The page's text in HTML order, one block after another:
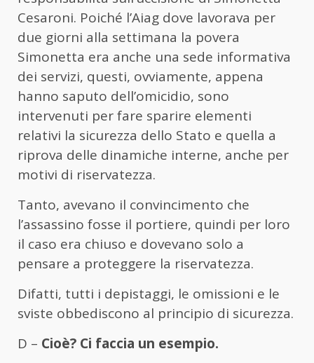
Cesaroni. Poiché l’Aiag dove lavorava per
due giorni alla settimana la povera
Simonetta era anche una sede informativa
dei servizi, questi, ovviamente, appena
hanno saputo dell’omicidio, sono
intervenuti per fare sparire elementi
relativi la sicurezza dello Stato e quella a
riprova delle dinamiche interne, anche per
motivi di riservatezza.
Tanto, avevano il convincimento che
l’assassino fosse il portiere, quindi per loro
il caso era chiuso e dovevano solo a
pensare a proteggere la riservatezza.
Difatti, tutti i depistaggi, le omissioni e le
sviste obbediscono al principio di sicurezza.
D – Cioè? Ci faccia un esempio.